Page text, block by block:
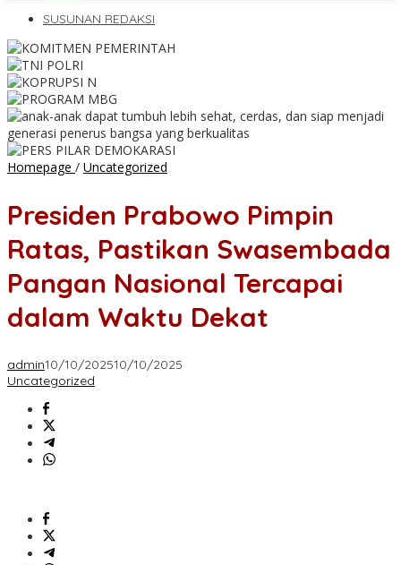
SUSUNAN REDAKSI
Homepage / Uncategorized
Ratas,
Swasembada
Nasional
dalam
Presiden Prabowo Pimpin
Ratas, Pastikan Swasembada
Pangan Nasional Tercapai
dalam Waktu Dekat
admin10/10/202510/10/2025
Uncategorized